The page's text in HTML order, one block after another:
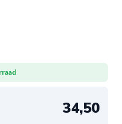
34,50